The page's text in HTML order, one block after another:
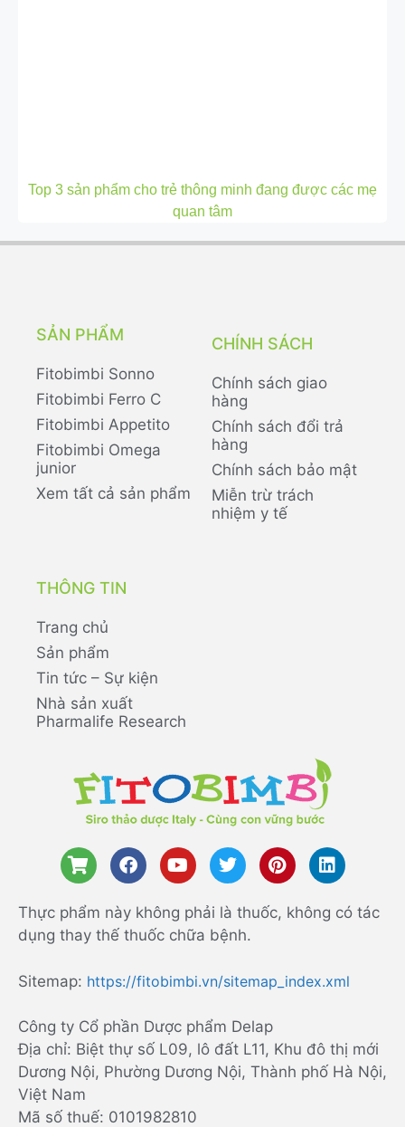
Top 3 sản phẩm cho trẻ thông minh đang được các mẹ
quan tâm
SẢN PHẨM
Fitobimbi Sonno
Fitobimbi Ferro C
Fitobimbi Appetito
Fitobimbi Omega
junior
Xem tất cả sản phẩm
CHÍNH SÁCH
Chính sách giao
hàng
Chính sách đổi trả
hàng
Chính sách bảo mật
Miễn trừ trách
nhiệm y tế
THÔNG TIN
Trang chủ
Sản phẩm
Tin tức – Sự kiện
Nhà sản xuất
Pharmalife Research
Thực phẩm này không phải là thuốc, không có tác
dụng thay thế thuốc chữa bệnh.
Sitemap: https://fitobimbi.vn/sitemap_index.xml
Công ty Cổ phần Dược phẩm Delap
Địa chỉ: Biệt thự số L09, lô đất L11, Khu đô thị mới
Dương Nội, Phường Dương Nội, Thành phố Hà Nội,
Việt Nam
Mã số thuế: 0101982810